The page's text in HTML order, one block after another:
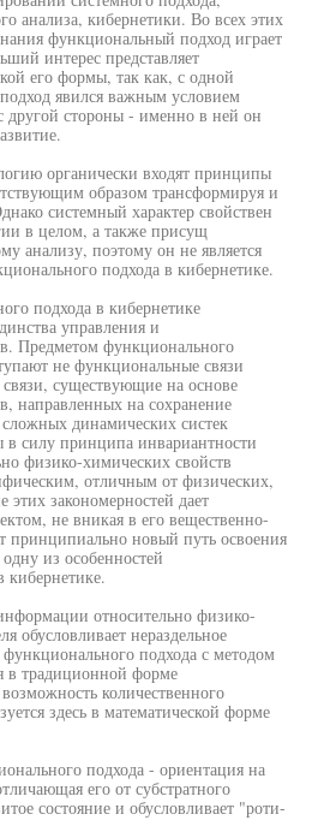
анализа, кибернетики. Во всех этих
функциональный подход играет
интерес представляет
его формы, так как, с одной
явился важным условием
другой стороны - именно в ней он
органически входят принципы
образом трансформируя и
системный характер свойствен
в целом, а также присущ
анализу, поэтому он не является
подхода в кибернетике.
подхода в кибернетике
управления и
Предметом функционального
не функциональные связи
существующие на основе
направленных на сохранение
динамических систек
силу принципа инвариантности
физико-химических свойств
отличным от физических,
этих закономерностей дает
не вникая в его вещественно-
принципиально новый путь освоения
из особенностей
кибернетике.
относительно физико-
обусловливает нераздельное
функционального подхода с методом
в традиционной форме
количественного
здесь в математической форме
подхода - ориентация на
его от субстратного
состояние и обусловливает "роти-